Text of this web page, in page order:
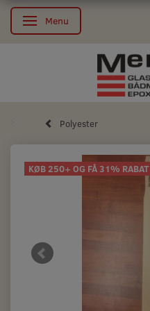
Skifte navigation
Menu
Polyester
KØB 250+ OG FÅ 31% RABAT